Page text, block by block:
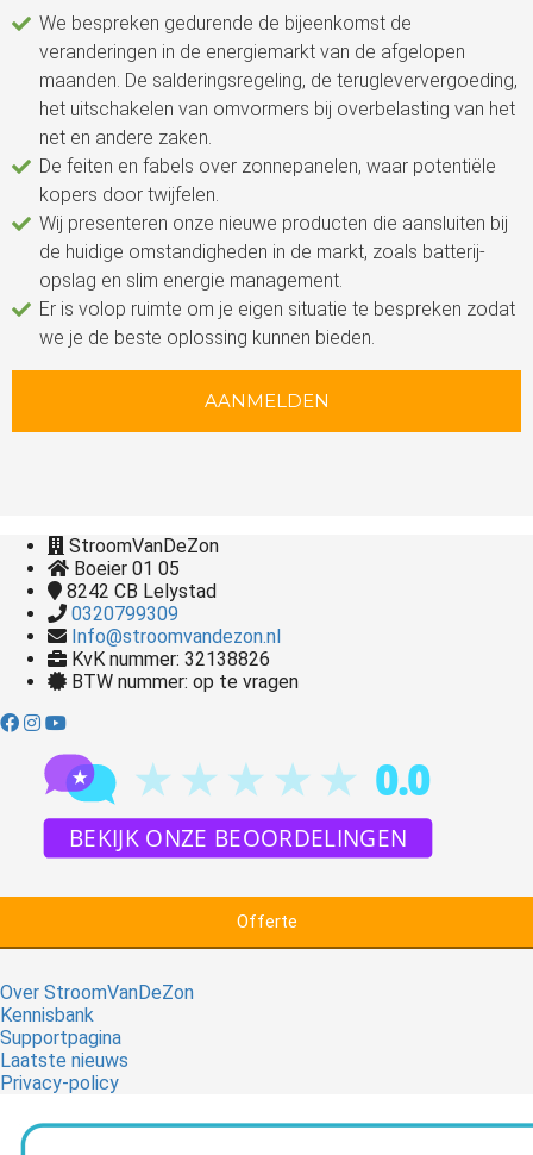
We bespreken gedurende de bijeenkomst de
veranderingen in de energiemarkt van de afgelopen
maanden. De salderingsregeling, de terugleververgoeding,
het uitschakelen van omvormers bij overbelasting van het
net en andere zaken.
De feiten en fabels over zonnepanelen, waar potentiële
kopers door twijfelen.
Wij presenteren onze nieuwe producten die aansluiten bij
de huidige omstandigheden in de markt, zoals batterij-
opslag en slim energie management.
Er is volop ruimte om je eigen situatie te bespreken zodat
we je de beste oplossing kunnen bieden.
AANMELDEN
StroomVanDeZon
Boeier 01 05
8242 CB Lelystad
0320799309
Info@stroomvandezon.nl
KvK nummer: 32138826
BTW nummer: op te vragen
Offerte
Over StroomVanDeZon
Kennisbank
Supportpagina
Laatste nieuws
Privacy-policy